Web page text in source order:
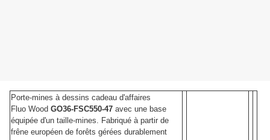
Porte-mines à dessins cadeau d'affaires
Fluo Wood GO36-FSC550-47 avec une base
équipée d'un taille-mines. Fabriqué à partir de
frêne européen de forêts gérées durablement